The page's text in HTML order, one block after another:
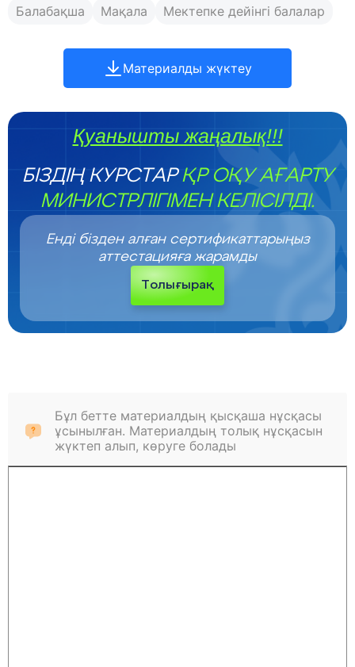
Балабақша Мақала Мектепке дейінгі балалар
Материалды жүктеу
Қуанышты жаңалық!!!
БІЗДІҢ КУРСТАРҚР ОҚУ АҒАРТУ
МИНИСТРЛІГІМЕН КЕЛІСІЛДІ.
Енді бізден алған сертификаттарыңыз
аттестацияға жарамды
Толығырақ
Бұл бетте материалдың қысқаша нұсқасы
ұсынылған. Материалдың толық нұсқасын
жүктеп алып, көруге болады